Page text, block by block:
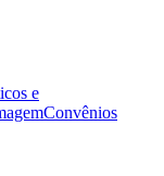
e
Convênios